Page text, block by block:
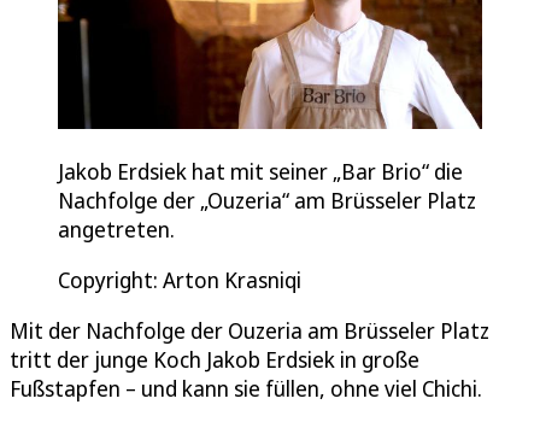
Jakob Erdsiek hat mit seiner „Bar Brio“ die
Nachfolge der „Ouzeria“ am Brüsseler Platz
angetreten.
Copyright: Arton Krasniqi
Mit der Nachfolge der Ouzeria am Brüsseler Platz
tritt der junge Koch Jakob Erdsiek in große
Fußstapfen – und kann sie füllen, ohne viel Chichi.